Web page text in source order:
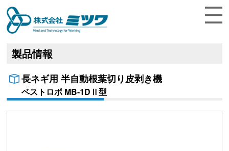
トップ
製品情報
お知らせ
製品情報
長ネギ用 半自動根葉切り皮剥き機
ベストロボ MB-1DⅡ型